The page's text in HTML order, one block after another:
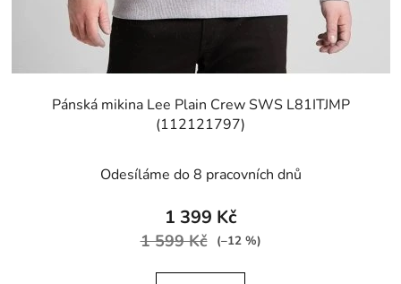
Pánská mikina Lee Plain Crew SWS L81ITJMP
(112121797)
Odesíláme do 8 pracovních dnů
1 399 Kč
1 599 Kč (–12 %)